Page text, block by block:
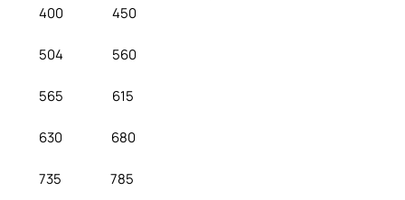
400 450
504 560
565 615
630 680
735 785